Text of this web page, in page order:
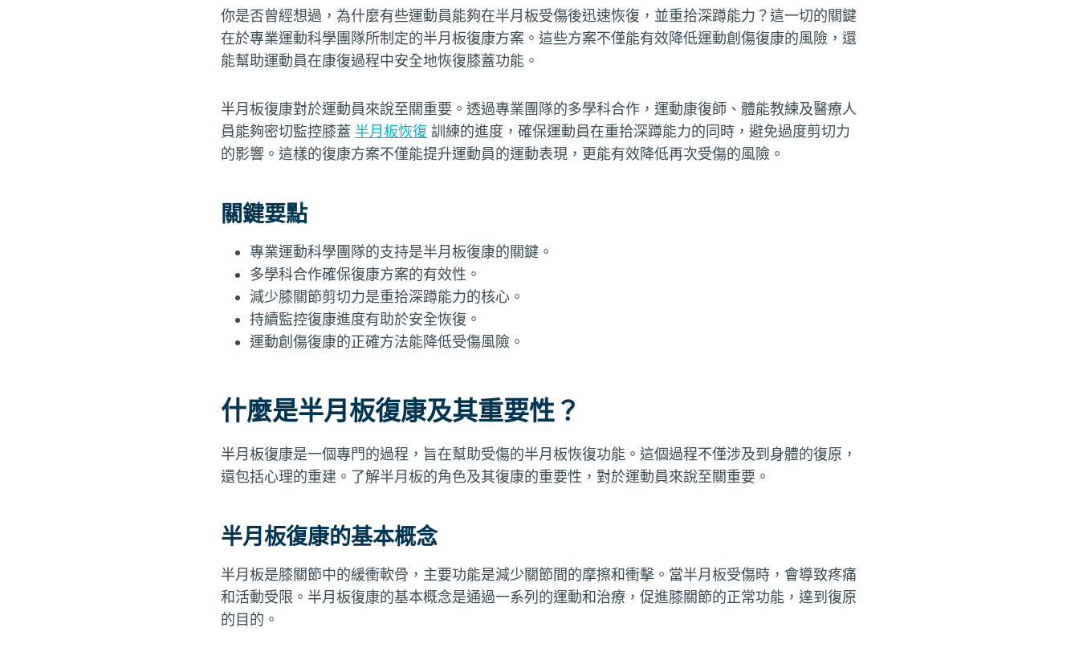
你是否曾經想過，為什麼有些運動員能夠在半月板受傷後迅速恢復，並重拾深蹲能力？這一切的關鍵
在於專業運動科學團隊所制定的半月板復康方案。這些方案不僅能有效降低運動創傷復康的風險，還
能幫助運動員在康復過程中安全地恢復膝蓋功能。
半月板復康對於運動員來說至關重要。透過專業團隊的多學科合作，運動康復師、體能教練及醫療人
員能夠密切監控膝蓋 半月板恢復 訓練的進度，確保運動員在重拾深蹲能力的同時，避免過度剪切力
的影響。這樣的復康方案不僅能提升運動員的運動表現，更能有效降低再次受傷的風險。
關鍵要點
專業運動科學團隊的支持是半月板復康的關鍵。
多學科合作確保復康方案的有效性。
減少膝關節剪切力是重拾深蹲能力的核心。
持續監控復康進度有助於安全恢復。
運動創傷復康的正確方法能降低受傷風險。
什麼是半月板復康及其重要性？
半月板復康是一個專門的過程，旨在幫助受傷的半月板恢復功能。這個過程不僅涉及到身體的復原，
還包括心理的重建。了解半月板的角色及其復康的重要性，對於運動員來說至關重要。
半月板復康的基本概念
半月板是膝關節中的緩衝軟骨，主要功能是減少關節間的摩擦和衝擊。當半月板受傷時，會導致疼痛
和活動受限。半月板復康的基本概念是通過一系列的運動和治療，促進膝關節的正常功能，達到復原
的目的。